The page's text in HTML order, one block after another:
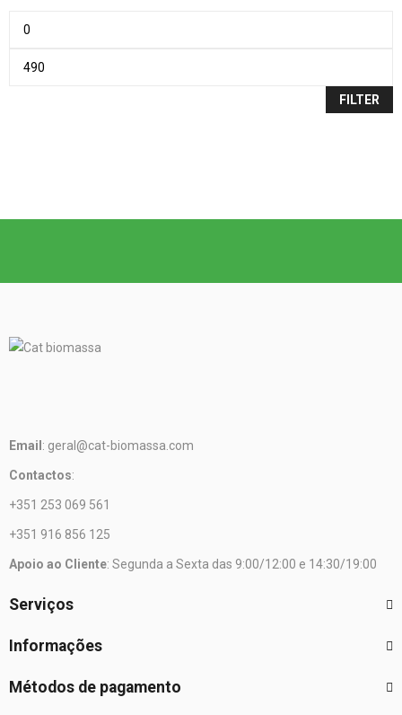
FILTER
Email : geral@cat-biomassa.com
Contactos:
+351 253 069 561
+351 916 856 125
Apoio ao Cliente: Segunda a Sexta das 9:00/12:00 e 14:30/19:00
Serviços
Informações
Métodos de pagamento